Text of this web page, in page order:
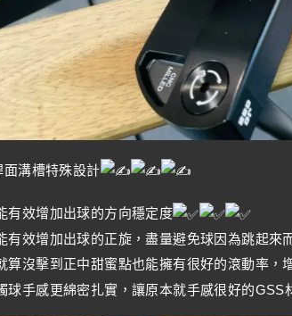
面溝槽特殊設計
有效增加出球的方向穩定度
有效增加出球的正旋，盡量避免球因為跳起來
算沒擊到正中甜蜜點也能擁有很好的滾動率，
球手感更綿密扎實，讓原本就手感很好的GSS